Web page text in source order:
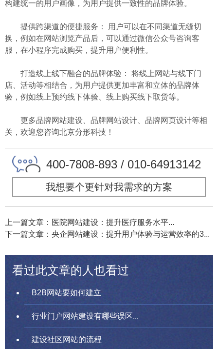
构建统一的用户画像，为用户提供一致性的品牌体验。
提供跨渠道的便捷服务： 用户可以在不同渠道无缝切
换，例如在网站浏览产品后，可以通过微信公众号咨询客
服，在小程序完成购买，提升用户便利性。
打造线上线下融合的品牌体验： 将线上网站与线下门
店、活动等相结合，为用户提供更加丰富和立体的品牌体
验，例如线上预约线下体验、线上购买线下取货等。
更多品牌网站建设、品牌网站设计、品牌网页设计等相
关，欢迎您咨询北京分形科技！
400-7808-893 / 010-64913142
我想要个更针对我需求的方案
上一篇文章：医院网站建设：提升医疗服务水平...
下一篇文章：央企网站建设：提升用户体验与运营效率的3...
看过此文章的人也看过
B2B网站要如何建立
行业门户网站建设有哪些误区...
建设社区网站的流程